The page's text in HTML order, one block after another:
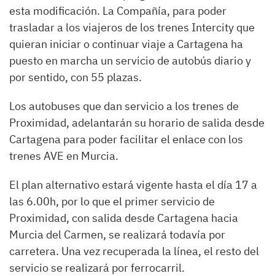
esta modificación. La Compañía, para poder
trasladar a los viajeros de los trenes Intercity que
quieran iniciar o continuar viaje a Cartagena ha
puesto en marcha un servicio de autobús diario y
por sentido, con 55 plazas.
Los autobuses que dan servicio a los trenes de
Proximidad, adelantarán su horario de salida desde
Cartagena para poder facilitar el enlace con los
trenes AVE en Murcia.
El plan alternativo estará vigente hasta el día 17 a
las 6.00h, por lo que el primer servicio de
Proximidad, con salida desde Cartagena hacia
Murcia del Carmen, se realizará todavía por
carretera. Una vez recuperada la línea, el resto del
servicio se realizará por ferrocarril.